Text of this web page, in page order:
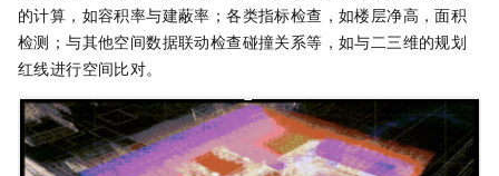
的计算，如容积率与建蔽率；各类指标检查，如楼层净高，面积
检测；与其他空间数据联动检查碰撞关系等，如与二三维的规划
红线进行空间比对。